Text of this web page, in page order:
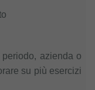
azienda o
su più esercizi